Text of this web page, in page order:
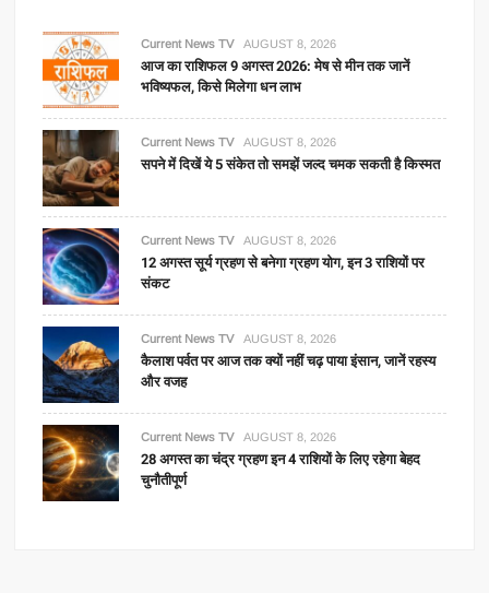
Current News TV AUGUST 8, 2026
आज का राशिफल 9 अगस्त 2026: मेष से मीन तक जानें
भविष्यफल, किसे मिलेगा धन लाभ
Current News TV AUGUST 8, 2026
सपने में दिखें ये 5 संकेत तो समझें जल्द चमक सकती है किस्मत
Current News TV AUGUST 8, 2026
12 अगस्त सूर्य ग्रहण से बनेगा ग्रहण योग, इन 3 राशियों पर
संकट
Current News TV AUGUST 8, 2026
कैलाश पर्वत पर आज तक क्यों नहीं चढ़ पाया इंसान, जानें रहस्य
और वजह
Current News TV AUGUST 8, 2026
28 अगस्त का चंद्र ग्रहण इन 4 राशियों के लिए रहेगा बेहद
चुनौतीपूर्ण